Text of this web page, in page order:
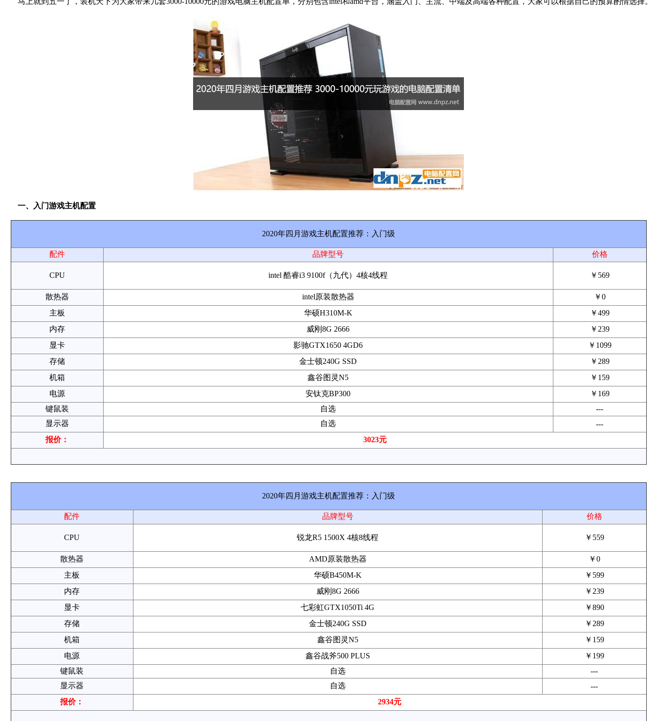
一、入门游戏主机配置
2020年四月游戏主机配置推荐：入门级
配件 品牌型号 价格
CPU intel 酷睿i3 9100f（九代）4核4线程 ￥569
散热器 intel原装散热器
￥0
主板
华硕H310M-K
￥499
内存
威刚8G 2666
￥239
显卡
影驰GTX1650 4GD6
￥1099
存储
金士顿240G SSD
￥289
机箱
鑫谷图灵N5
￥159
电源
安钛克BP300
￥169
键鼠装
自选
---
显示器
自选
---
报价：
3023元
2020年四月游戏主机配置推荐：入门级
配件 品牌型号 价格
CPU 锐龙R5 1500X 4核8线程 ￥559
散热器 AMD原装散热器
￥0
主板
华硕B450M-K
￥599
内存
威刚8G 2666
￥239
显卡
七彩虹GTX1050Ti 4G
￥890
存储
金士顿240G SSD
￥289
机箱
鑫谷图灵N5
￥159
电源
鑫谷战斧500 PLUS
￥199
键鼠装
自选
---
显示器
自选
---
报价：
2934元